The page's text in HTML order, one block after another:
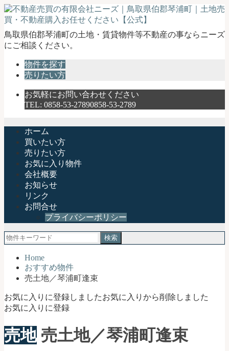
不
動
琴
地
売
買・
不
動
産
鳥取県伯郡琴浦町の土地・賃貸物件等不動産の事ならニーズ
にご相談ください。
物件を探す
売りたい方
お気軽にお問い合わせください
TEL: 0858-53-27890858-53-2789
ホーム
買いたい方
売りたい方
お気に入り物件
会社概要
お知らせ
リンク
お問合せ
プライバシーポリシー
検
索:
Home
おすすめ物件
売土地／琴浦町逢束
お気に入りに登録しましたお気に入りから削除しました
お気に入りに登録
売地 売土地／琴浦町逢束